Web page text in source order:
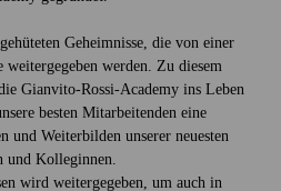
Geheimnisse, die von einer
weitergegeben werden. Zu diesem
Gianvito-Rossi-Academy ins Leben
besten Mitarbeitenden eine
und Weiterbilden unserer neuesten
und Kolleginnen.
wird weitergegeben, um auch in